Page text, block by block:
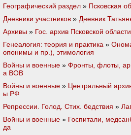
Географический раздел » Псковская
Дневники участников » Дневник
Архивы » Гос. архив Псковской
Генеалогия: теория и практика »
опонимы и пр.), этимология
Войны и военные » Фронты, флоты,
а ВОВ
Войны и военные » Центральный
ы РФ
Репрессии. Голод. Стих. бедствия »
Войны и военные » Госпитали,
да